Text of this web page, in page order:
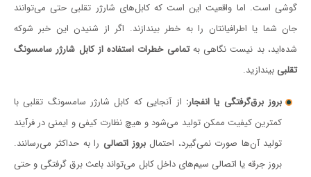
گوشی است. اما واقعیت این است که کابل‌های شارژر تقلبی حتی می‌توانند
جان شما یا اطرافیانتان را به خطر بیندازند. اگر از شنیدن این خبر شوکه
شده‌اید، بد نیست نگاهی بهتمامی خطرات استفاده از کابل شارژر سامسونگ
تقلبی بیندازید.
بروز برق‌گرفتگی یا انفجار: از آنجایی که کابل شارژر سامسونگ تقلبی با
کمترین کیفیت ممکن تولید می‌شود و هیچ نظارت کیفی و ایمنی در فرآیند
تولید آن‌ها صورت نمی‌گیرد، احتمال بروز اتصالی را به حداکثر می‌رسانند.
بروز جرقه یا اتصالی سیم‌های داخل کابل می‌تواند باعث برق گرفتگی و حتی